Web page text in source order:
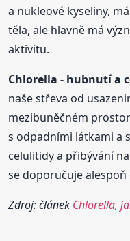
a nukleové kyseliny, má
těla, ale hlavně má
aktivitu.
Chlorella - hubnutí a
naše střeva od
mezibuněčném
s odpadními látkami a
celulitidy a přibývání
se doporučuje alespoň
Zdroj: článek Chlorella,